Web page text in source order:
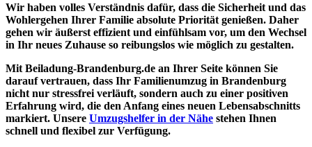
Wir haben volles Verständnis dafür, dass die Sicherheit und das
Wohlergehen Ihrer Familie absolute Priorität genießen. Daher
gehen wir äußerst effizient und einfühlsam vor, um den Wechsel
in Ihr neues Zuhause so reibungslos wie möglich zu gestalten.
Mit Beiladung-Brandenburg.de an Ihrer Seite können Sie
darauf vertrauen, dass Ihr Familienumzug in Brandenburg
nicht nur stressfrei verläuft, sondern auch zu einer positiven
Erfahrung wird, die den Anfang eines neuen Lebensabschnitts
markiert. Unsere Umzugshelfer in der Nähe stehen Ihnen
schnell und flexibel zur Verfügung.